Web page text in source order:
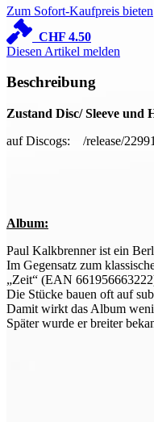
Zum Sofort-Kaufpreis bieten
CHF 4.50
Diesen Artikel melden
Beschreibung
Zustand Disc/ Sleeve
auf Discogs: /release/
Album:
Paul Kalkbrenner ist ein
Im Gegensatz zum
„Zeit“ (EAN
Die Stücke bauen oft auf
Damit wirkt das Album
Später wurde er breiter